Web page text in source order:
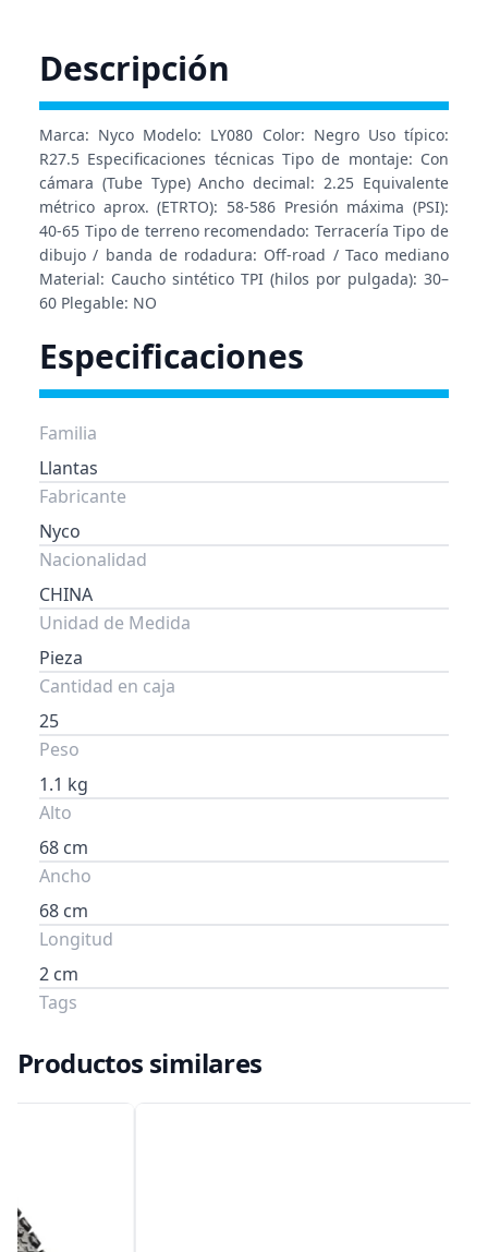
Descripción
Marca: Nyco Modelo: LY080 Color: Negro Uso típico:
R27.5 Especificaciones técnicas Tipo de montaje: Con
cámara (Tube Type) Ancho decimal: 2.25 Equivalente
métrico aprox. (ETRTO): 58-586 Presión máxima (PSI):
40-65 Tipo de terreno recomendado: Terracería Tipo de
dibujo / banda de rodadura: Off-road / Taco mediano
Material: Caucho sintético TPI (hilos por pulgada): 30–
60 Plegable: NO
Especificaciones
Familia
Llantas
Fabricante
Nyco
Nacionalidad
CHINA
Unidad de Medida
Pieza
Cantidad en caja
25
Peso
1.1 kg
Alto
68 cm
Ancho
68 cm
Longitud
2 cm
Tags
Productos similares